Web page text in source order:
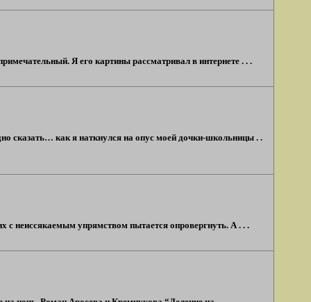
Я его картины рассматривал в интернете . . .
сказать… как я наткнулся на опус моей дочки-школьницы . .
с неиссякаемым упрямством пытается опровергнуть. А . . .